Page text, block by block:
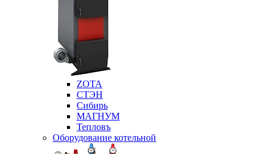
ZOTA
СТЭН
Сибирь
МАГНУМ
Тепловъ
Оборудование котельной